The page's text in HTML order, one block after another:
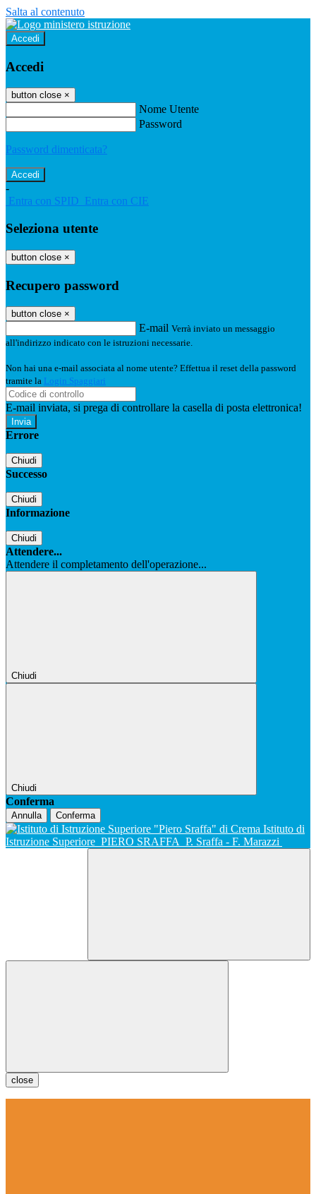
Salta al contenuto
Accedi
Accedi
button close ×
Nome Utente
Password
Password dimenticata?
-
Entra con SPID Entra con CIE
Seleziona utente
button close ×
Recupero password
button close ×
E-mail Verrà inviato un messaggio
all'indirizzo indicato con le istruzioni necessarie.
Non hai una e-mail associata al nome utente? Effettua il reset della password
tramite la Login Spaggiari
E-mail inviata, si prega di controllare la casella di posta elettronica!
Errore
Chiudi
Successo
Chiudi
Informazione
Chiudi
Attendere...
Attendere il completamento dell'operazione...
Chiudi
Chiudi
Conferma
Annulla Conferma
Istituto di
Istruzione Superiore PIERO SRAFFA P. Sraffa - F. Marazzi
close